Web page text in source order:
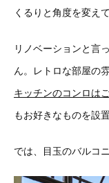
くるりと角度を変えて
リノベーションと言
ん。レトロな部屋の
キッチンのコンロは
もお好きなものを設
では、目玉のバルコ